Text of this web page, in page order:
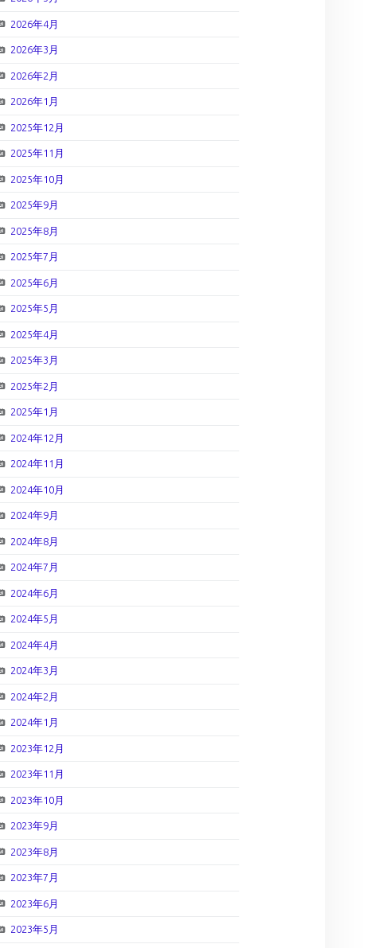
2026年4月
2026年3月
2026年2月
2026年1月
2025年12月
2025年11月
2025年10月
2025年9月
2025年8月
2025年7月
2025年6月
2025年5月
2025年4月
2025年3月
2025年2月
2025年1月
2024年12月
2024年11月
2024年10月
2024年9月
2024年8月
2024年7月
2024年6月
2024年5月
2024年4月
2024年3月
2024年2月
2024年1月
2023年12月
2023年11月
2023年10月
2023年9月
2023年8月
2023年7月
2023年6月
2023年5月